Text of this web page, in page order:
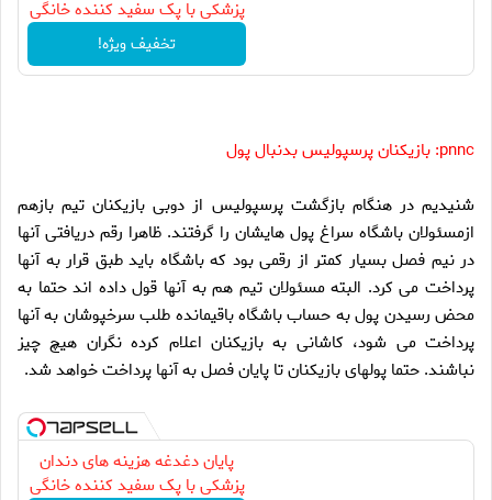
پزشکی با پک سفید کننده خانگی
تخفیف ویژه!
pnnc: بازیکنان پرسپولیس بدنبال پول
شنيديم در هنگام بازگشت پرسپوليس از دوبى بازيكنان تيم بازهم
ازمسئولان باشگاه سراغ پول هايشان را گرفتند. ظاهرا رقم دريافتى آنها
در نيم فصل بسيار كمتر از رقمى بود كه باشگاه بايد طبق قرار به آنها
پرداخت مى كرد. البته مسئولان تيم هم به آنها قول داده اند حتما به
محض رسيدن پول به حساب باشگاه باقيمانده طلب سرخپوشان به آنها
پرداخت مى شود، كاشانى به بازيكنان اعلام كرده نگران هيچ چيز
نباشند. حتما پولهاى بازيكنان تا پايان فصل به آنها پرداخت خواهد شد.
پایان دغدغه هزینه های دندان
پزشکی با پک سفید کننده خانگی